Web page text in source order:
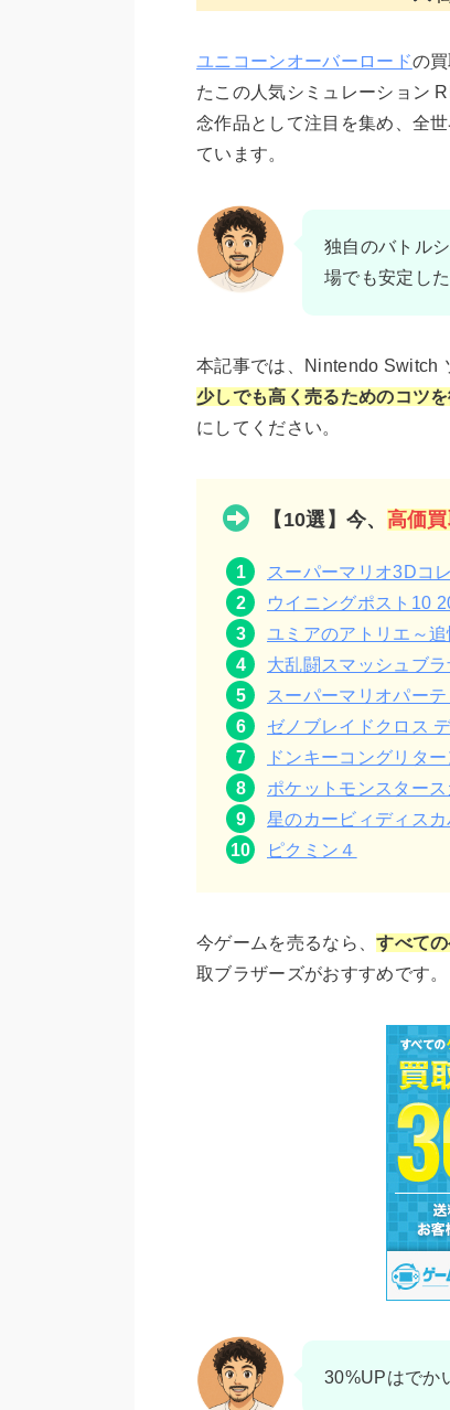
ユニコーンオーバーロードの
たこの人気シミュレーション
念作品として注目を集め、全
ています。
独自のバトル
場でも安定し
本記事では、Nintendo Switch
少しでも高く売るためのコツ
にしてください。
【10選】今、 高価
スーパーマリオ3Dコ
ウイニングポスト10
ユミアのアトリエ～
大乱闘スマッシュブ
スーパーマリオパー
ゼノブレイドクロス
ドンキーコングリタ
ポケットモンスター
星のカービィディスカ
ピクミン４
今ゲームを売るなら、すべて
取ブラザーズがおすすめです。
30%UPはでか